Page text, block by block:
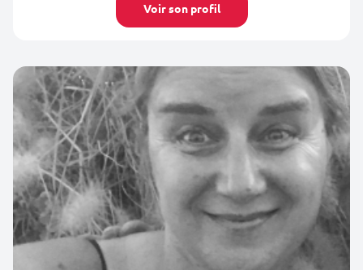
Voir son profil